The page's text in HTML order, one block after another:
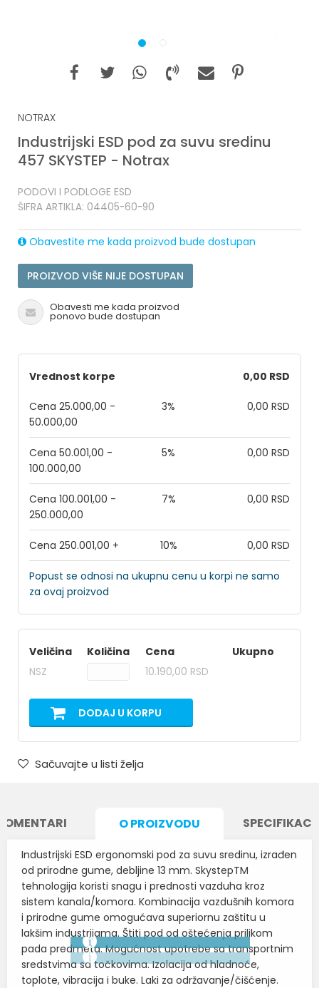
1
NOTRAX
Industrijski ESD pod za suvu sredinu
457 SKYSTEP - Notrax
PODOVI I PODLOGE ESD
ŠIFRA ARTIKLA: 04405-60-90
Obavestite me kada proizvod bude dostupan
PROIZVOD VIŠE NIJE DOSTUPAN
Obavesti me kada proizvod
ponovo bude dostupan
Vrednost korpe 0,00 RSD
Cena 25.000,00 -
50.000,00
3% 0,00 RSD
Cena 50.001,00 -
100.000,00
5% 0,00 RSD
Cena 100.001,00 -
250.000,00
7% 0,00 RSD
Cena 250.001,00 + 10% 0,00 RSD
Popust se odnosi na ukupnu cenu u korpi ne samo
za ovaj proizvod
Veličina Količina Cena
Ukupno
NSZ
10.190,00 RSD
DODAJ U KORPU
Sačuvajte u listi želja
O PROIZVODU
Industrijski ESD ergonomski pod za suvu sredinu, izrađen
od prirodne gume, debljine 13 mm. SkystepTM
tehnologija koristi snagu i prednosti vazduha kroz
sistem kanala/komora. Kombinacija vazdušnih komora
i prirodne gume omogućava superiornu zaštitu u
lakšim industrijama. Štiti pod od oštećenja prilikom
pada predmeta. Mogućnost upotrebe sa transportnim
sredstvima sa točkovima. Izolacija od hladnoće,
toplote, vibracija i buke. Laki za održavanje/čišćenje.